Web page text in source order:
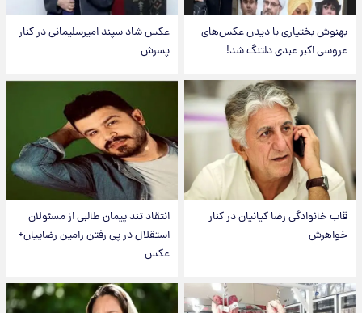
بهنوش بختیاری با دیدن عکس‌های
عروسی اکبر عبدی دلتنگ شد!
عکس شاد سپند امیرسلیمانی در کنار
پسرش
قاب خانوادگی رضا کیانیان در کنار
خواهرش
انتقاد تند پیمان طالبی از مسئولان
استقلال در پی رفتن رامین رضاییان+
عکس